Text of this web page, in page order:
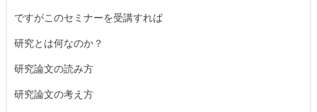
ですがこのセミナーを受講すれば
研究とは何なのか？
研究論文の読み方
研究論文の考え方